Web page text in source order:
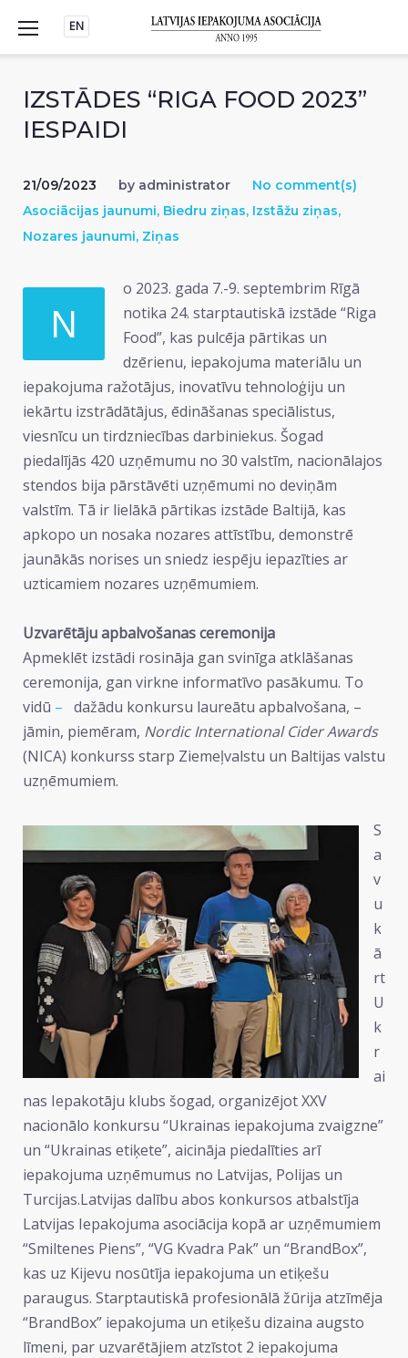
content
EN
IZSTĀDES “RIGA FOOD 2023”
IESPAIDI
21/09/2023 by administrator
No comment(s)
Asociācijas jaunumi, Biedru ziņas, Izstāžu ziņas,
Nozares jaunumi, Ziņas
N
o 2023. gada 7.-9. septembrim Rīgā
notika 24. starptautiskā izstāde “Riga
Food”, kas pulcēja pārtikas un
dzērienu, iepakojuma materiālu un
iepakojuma ražotājus, inovatīvu tehnoloģiju un
iekārtu izstrādātājus, ēdināšanas speciālistus,
viesnīcu un tirdzniecības darbiniekus. Šogad
piedalījās 420 uzņēmumu no 30 valstīm, nacionālajos
stendos bija pārstāvēti uzņēmumi no deviņām
valstīm. Tā ir lielākā pārtikas izstāde Baltijā, kas
apkopo un nosaka nozares attīstību, demonstrē
jaunākās norises un sniedz iespēju iepazīties ar
uzticamiem nozares uzņēmumiem.
Uzvarētāju apbalvošanas ceremonija
Apmeklēt izstādi rosināja gan svinīga atklāšanas
ceremonija, gan virkne informatīvo pasākumu. To
vidū – dažādu konkursu laureātu apbalvošana, –
jāmin, piemēram, Nordic International Cider Awards
(NICA) konkurss starp Ziemeļvalstu un Baltijas valstu
uzņēmumiem.
S
a
v
u
k
ā
rt
U
k
r
ai
nas Iepakotāju klubs šogad, organizējot XXV
nacionālo konkursu “Ukrainas iepakojuma zvaigzne”
un “Ukrainas etiķete”, aicināja piedalīties arī
iepakojuma uzņēmumus no Latvijas, Polijas un
Turcijas.Latvijas dalību abos konkursos atbalstīja
Latvijas Iepakojuma asociācija kopā ar uzņēmumiem
“Smiltenes Piens”, “VG Kvadra Pak” un “BrandBox”,
kas uz Kijevu nosūtīja iepakojuma un etiķešu
paraugus. Starptautiskā profesionālā žūrija atzīmēja
“BrandBox” iepakojuma un etiķešu dizaina augsto
līmeni, par uzvarētājiem atzīstot 2 iepakojuma